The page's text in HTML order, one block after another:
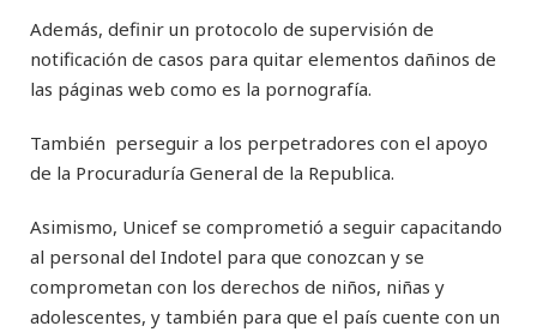
Además, definir un protocolo de supervisión de
notificación de casos para quitar elementos dañinos de
las páginas web como es la pornografía.
También perseguir a los perpetradores con el apoyo
de la Procuraduría General de la Republica.
Asimismo, Unicef se comprometió a seguir capacitando
al personal del Indotel para que conozcan y se
comprometan con los derechos de niños, niñas y
adolescentes, y también para que el país cuente con un